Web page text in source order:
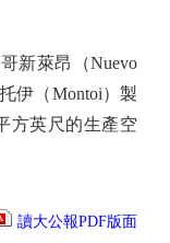
新萊昂（Nuevo
伊（Montoi）製
方英尺的生產空
讀大公報PDF版面